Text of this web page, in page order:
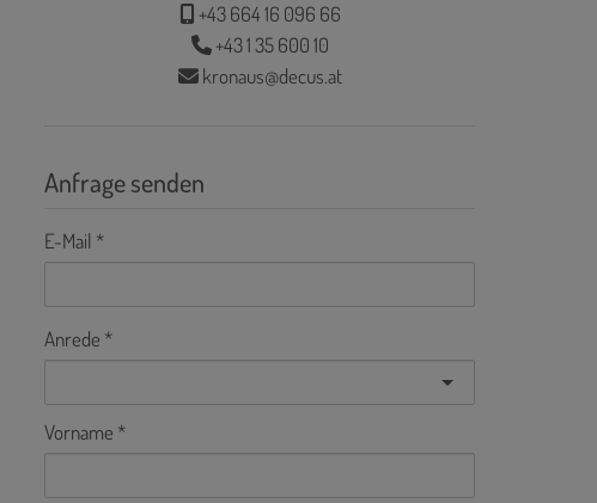
+43 664 16 096 66
+43 1 35 600 10
kronaus@decus.at
Anfrage senden
E-Mail
Anrede
Vorname